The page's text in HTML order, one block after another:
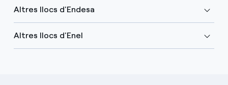
Altres llocs d'Endesa
Altres llocs d'Enel